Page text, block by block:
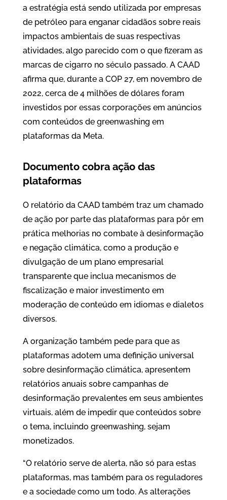
a estratégia está sendo utilizada por empresas
de petróleo para enganar cidadãos sobre reais
impactos ambientais de suas respectivas
atividades, algo parecido com o que fizeram as
marcas de cigarro no século passado. A CAAD
afirma que, durante a COP 27, em novembro de
2022, cerca de 4 milhões de dólares foram
investidos por essas corporações em anúncios
com conteúdos de greenwashing em
plataformas da Meta.
Documento cobra ação das
plataformas
O relatório da CAAD também traz um chamado
de ação por parte das plataformas para pôr em
prática melhorias no combate à desinformação
e negação climática, como a produção e
divulgação de um plano empresarial
transparente que inclua mecanismos de
fiscalização e maior investimento em
moderação de conteúdo em idiomas e dialetos
diversos.
A organização também pede para que as
plataformas adotem uma definição universal
sobre desinformação climática, apresentem
relatórios anuais sobre campanhas de
desinformação prevalentes em seus ambientes
virtuais, além de impedir que conteúdos sobre
o tema, incluindo greenwashing, sejam
monetizados.
“O relatório serve de alerta, não só para estas
plataformas, mas também para os reguladores
e a sociedade como um todo. As alterações